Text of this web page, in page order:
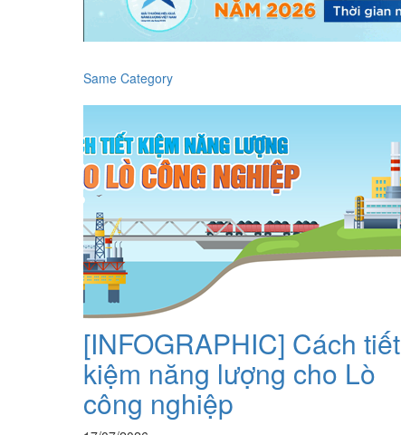
Same Category
[INFOGRAPHIC] Cách tiết
kiệm năng lượng cho Lò
công nghiệp